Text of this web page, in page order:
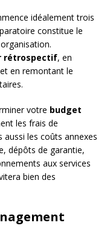
idéalement trois
constitue le
rétrospectif, en
en remontant le
votre budget
les frais de
les coûts annexes
dépôts de garantie,
aux services
bien des